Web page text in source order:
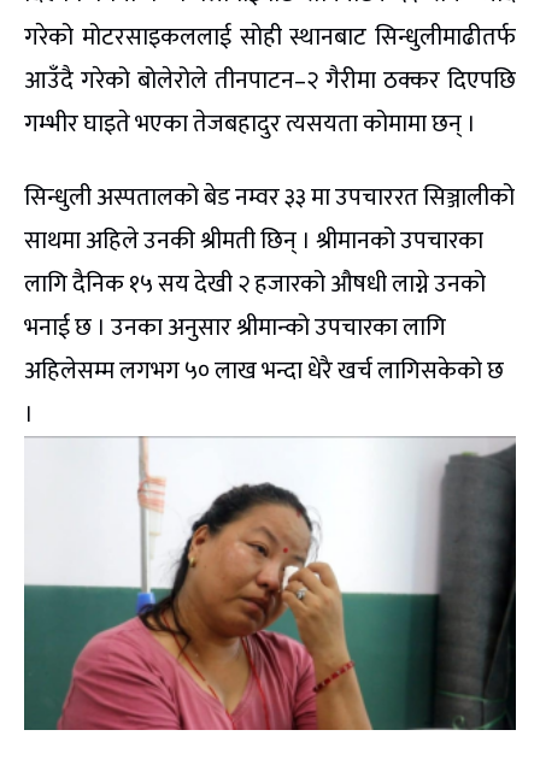
गरेको मोटरसाइकललाई सोही स्थानबाट सिन्धुलीमाढीतर्फ
आउँदै गरेको बोलेरोले तीनपाटन–२ गैरीमा ठक्कर दिएपछि
गम्भीर घाइते भएका तेजबहादुर त्यसयता कोमामा छन् ।
सिन्धुली अस्पतालको बेड नम्वर ३३ मा उपचाररत सिञ्जालीको
साथमा अहिले उनकी श्रीमती छिन् । श्रीमानको उपचारका
लागि दैनिक १५ सय देखी २ हजारको औषधी लाग्ने उनको
भनाई छ । उनका अनुसार श्रीमान्को उपचारका लागि
अहिलेसम्म लगभग ५० लाख भन्दा धेरै खर्च लागिसकेको छ
।